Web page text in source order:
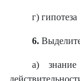
г) гипотеза
6.
а)